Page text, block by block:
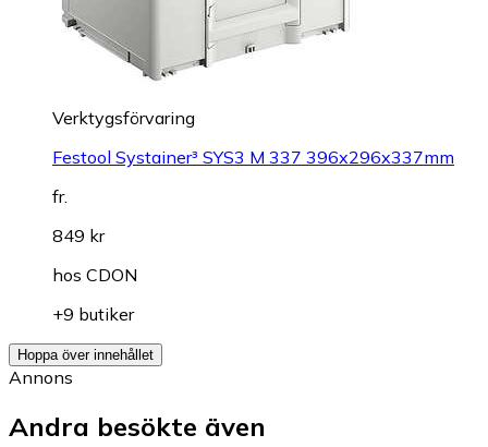
Verktygsförvaring
Festool Systainer³ SYS3 M 337 396x296x337mm
fr.
849 kr
hos CDON
+9 butiker
Hoppa över innehållet
Annons
Andra besökte även